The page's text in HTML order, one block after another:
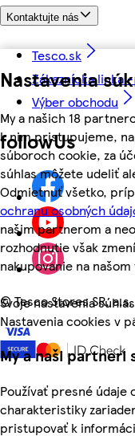
Nastavenia
My a našich 18
k nim pristupujeme,
súboroch cookie, za
súhlas môžete udeliť
Odmietnuť všetko,
ochranu osobných
našim partnerom a
rozhodnutie však
nakupovanie na
Svoje nastavenia
Nastavenia cookies v
My a naši partneri
Používať presné údaje
charakteristiky
pristupovať k
Kontaktujte nás
Tesco.sk
Zákaznícka linka
Výber obchodu
followUs
©Tesco Stores SR,